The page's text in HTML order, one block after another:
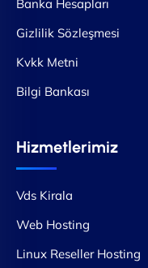
Banka Hesapları
Gizlilik Sözleşmesi
Kvkk Metni
Bilgi Bankası
Hizmetlerimiz
Vds Kirala
Web Hosting
Linux Reseller Hosting